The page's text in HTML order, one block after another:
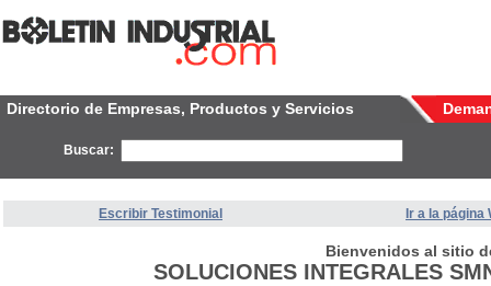
Directorio de Empresas, Productos y Servicios
Buscar:
Escribir Testimonial Ir a la página
Bienvenidos al sitio
SOLUCIONES INTEGRALES